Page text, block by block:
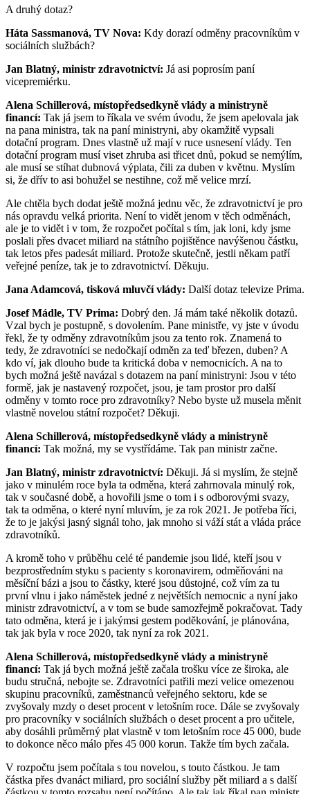
A druhý dotaz?
Háta Sassmanová, TV Nova: Kdy dorazí odměny pracovníkům v
sociálních službách?
Jan Blatný, ministr zdravotnictví: Já asi poprosím paní
vicepremiérku.
Alena Schillerová, místopředsedkyně vlády a ministryně
financí: Tak já jsem to říkala ve svém úvodu, že jsem apelovala jak
na pana ministra, tak na paní ministryni, aby okamžitě vypsali
dotační program. Dnes vlastně už mají v ruce usnesení vlády. Ten
dotační program musí viset zhruba asi třicet dnů, pokud se nemýlím,
ale musí se stíhat dubnová výplata, čili za duben v květnu. Myslím
si, že dřív to asi bohužel se nestihne, což mě velice mrzí.
Ale chtěla bych dodat ještě možná jednu věc, že zdravotnictví je pro
nás opravdu velká priorita. Není to vidět jenom v těch odměnách,
ale je to vidět i v tom, že rozpočet počítal s tím, jak loni, kdy jsme
poslali přes dvacet miliard na státního pojištěnce navýšenou částku,
tak letos přes padesát miliard. Protože skutečně, jestli někam patří
veřejné peníze, tak je to zdravotnictví. Děkuju.
Jana Adamcová, tisková mluvčí vlády: Další dotaz televize Prima.
Josef Mádle, TV Prima: Dobrý den. Já mám také několik dotazů.
Vzal bych je postupně, s dovolením. Pane ministře, vy jste v úvodu
řekl, že ty odměny zdravotníkům jsou za tento rok. Znamená to
tedy, že zdravotníci se nedočkají odměn za teď březen, duben? A
kdo ví, jak dlouho bude ta kritická doba v nemocnicích. A na to
bych možná ještě navázal s dotazem na paní ministryni: Jsou v této
formě, jak je nastavený rozpočet, jsou, je tam prostor pro další
odměny v tomto roce pro zdravotníky? Nebo byste už musela měnit
vlastně novelou státní rozpočet? Děkuji.
Alena Schillerová, místopředsedkyně vlády a ministryně
financí: Tak možná, my se vystřídáme. Tak pan ministr začne.
Jan Blatný, ministr zdravotnictví: Děkuji. Já si myslím, že stejně
jako v minulém roce byla ta odměna, která zahrnovala minulý rok,
tak v současné době, a hovořili jsme o tom i s odborovými svazy,
tak ta odměna, o které nyní mluvím, je za rok 2021. Je potřeba říci,
že to je jakýsi jasný signál toho, jak mnoho si váží stát a vláda práce
zdravotníků.
A kromě toho v průběhu celé té pandemie jsou lidé, kteří jsou v
bezprostředním styku s pacienty s koronavirem, odměňováni na
měsíční bázi a jsou to částky, které jsou důstojné, což vím za tu
první vlnu i jako náměstek jedné z největších nemocnic a nyní jako
ministr zdravotnictví, a v tom se bude samozřejmě pokračovat. Tady
tato odměna, která je i jakýmsi gestem poděkování, je plánována,
tak jak byla v roce 2020, tak nyní za rok 2021.
Alena Schillerová, místopředsedkyně vlády a ministryně
financí: Tak já bych možná ještě začala trošku více ze široka, ale
budu stručná, nebojte se. Zdravotníci patřili mezi velice omezenou
skupinu pracovníků, zaměstnanců veřejného sektoru, kde se
zvyšovaly mzdy o deset procent v letošním roce. Dále se zvyšovaly
pro pracovníky v sociálních službách o deset procent a pro učitele,
aby dosáhli průměrný plat vlastně v tom letošním roce 45 000, bude
to dokonce něco málo přes 45 000 korun. Takže tím bych začala.
V rozpočtu jsem počítala s tou novelou, s touto částkou. Je tam
částka přes dvanáct miliard, pro sociální služby pět miliard a s další